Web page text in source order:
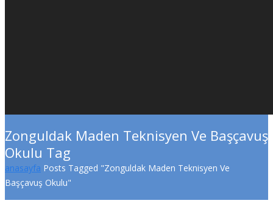
Zonguldak Maden Teknisyen Ve Başçavuş
Okulu Tag
anasayfa Posts Tagged "Zonguldak Maden Teknisyen Ve
Başçavuş Okulu"